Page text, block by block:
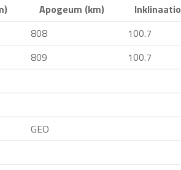
Apogeum (km) Inklinaatio
808
100.7
809
100.7
GEO